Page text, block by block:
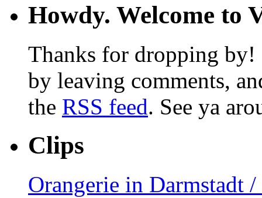
Howdy. Welcome to
Thanks for dropping by!
by leaving comments,
the RSS feed. See ya
Clips
Orangerie in Darmstadt